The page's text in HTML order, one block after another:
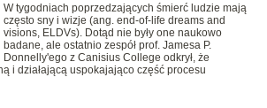
W tygodniach poprzedzających śmierć ludzie mają
często sny i wizje (ang. end-of-life dreams and
visions, ELDVs). Dotąd nie były one naukowo
badane, ale ostatnio zespół prof. Jamesa P.
Donnelly'ego z Canisius College odkrył, że
i działającą uspokajająco część procesu